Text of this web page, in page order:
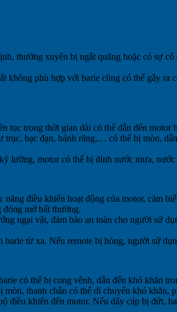
thường xuyên bị ngắt quãng hoặc có sự
phù hợp với barie cũng có thể gây ra
tục trong thời gian dài có thể dẫn đến
bạc đạn, bánh răng,… có thể bị mòn,
lưỡng, motor có thể bị dính nước mưa, nước
điều khiển hoạt động của motor, cảm
mở bất thường.
ngại vật, đảm bảo an toàn cho người sử
từ xa. Nếu remote bị hỏng, người sử
có thể bị cong vênh, dẫn đến khó khăn
thanh chắn có thể di chuyển khó khăn,
khiển đến motor. Nếu dây cáp bị đứt,